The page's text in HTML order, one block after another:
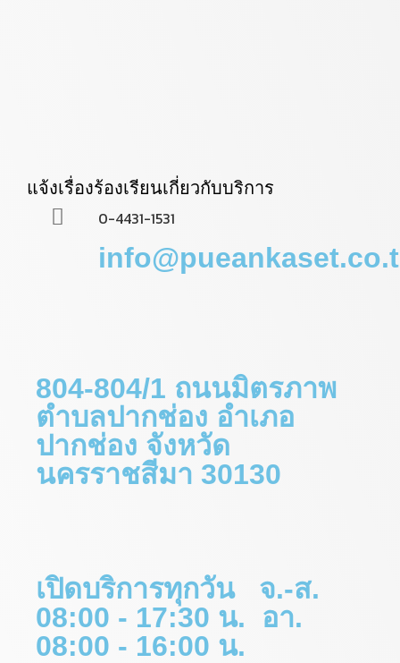
แจ้งเรื่องร้องเรียนเกี่ยวกับบริการ
0-4431-1531
804-804/1 ถนนมิตรภาพ
ตำบลปากช่อง อำเภอ
ปากช่อง จังหวัด
นครราชสีมา 30130
เปิดบริการทุกวัน จ.-ส.
08:00 - 17:30 น. อา.
08:00 - 16:00 น.